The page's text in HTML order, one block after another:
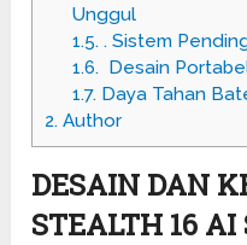
Unggul
1.5.. Sistem
1.6.Desain
1.7.Daya Tahan
2. Author
DESAIN DAN
STEALTH 16 AI